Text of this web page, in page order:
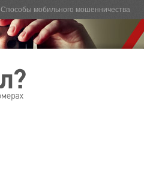
Способы мобильного мошенничества